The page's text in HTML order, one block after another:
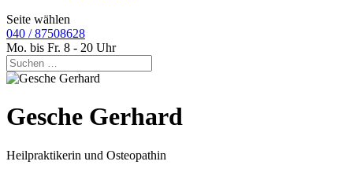
Seite wählen
040 / 87508628
Mo. bis Fr. 8 - 20 Uhr
Gesche Gerhard
Heilpraktikerin und Osteopathin